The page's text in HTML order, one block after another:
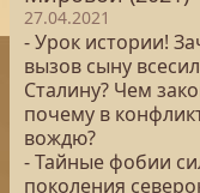
27.04.2021
- Урок истории!
вызов сыну
Сталину? Чем
почему в
вождю?
- Тайные фобии
поколения